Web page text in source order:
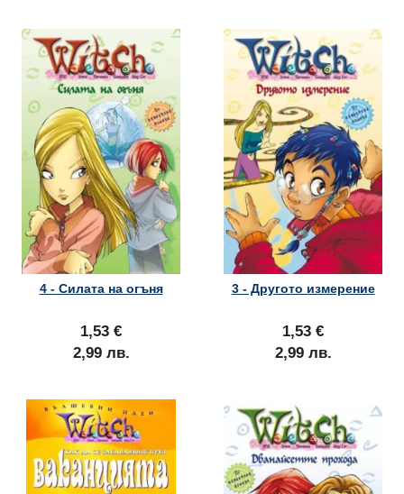
4 - Силата на огъня
1,53 €
2,99 лв.
3 - Другото измерение
1,53 €
2,99 лв.